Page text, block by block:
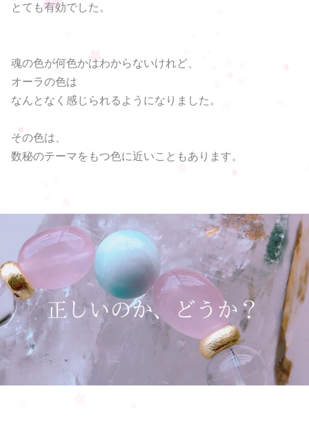
とても有効でした。
魂の色が何色かはわからないけれど、
オーラの色は
なんとなく感じられるようになりました。
その色は、
数秘のテーマをもつ色に近いこともあります。